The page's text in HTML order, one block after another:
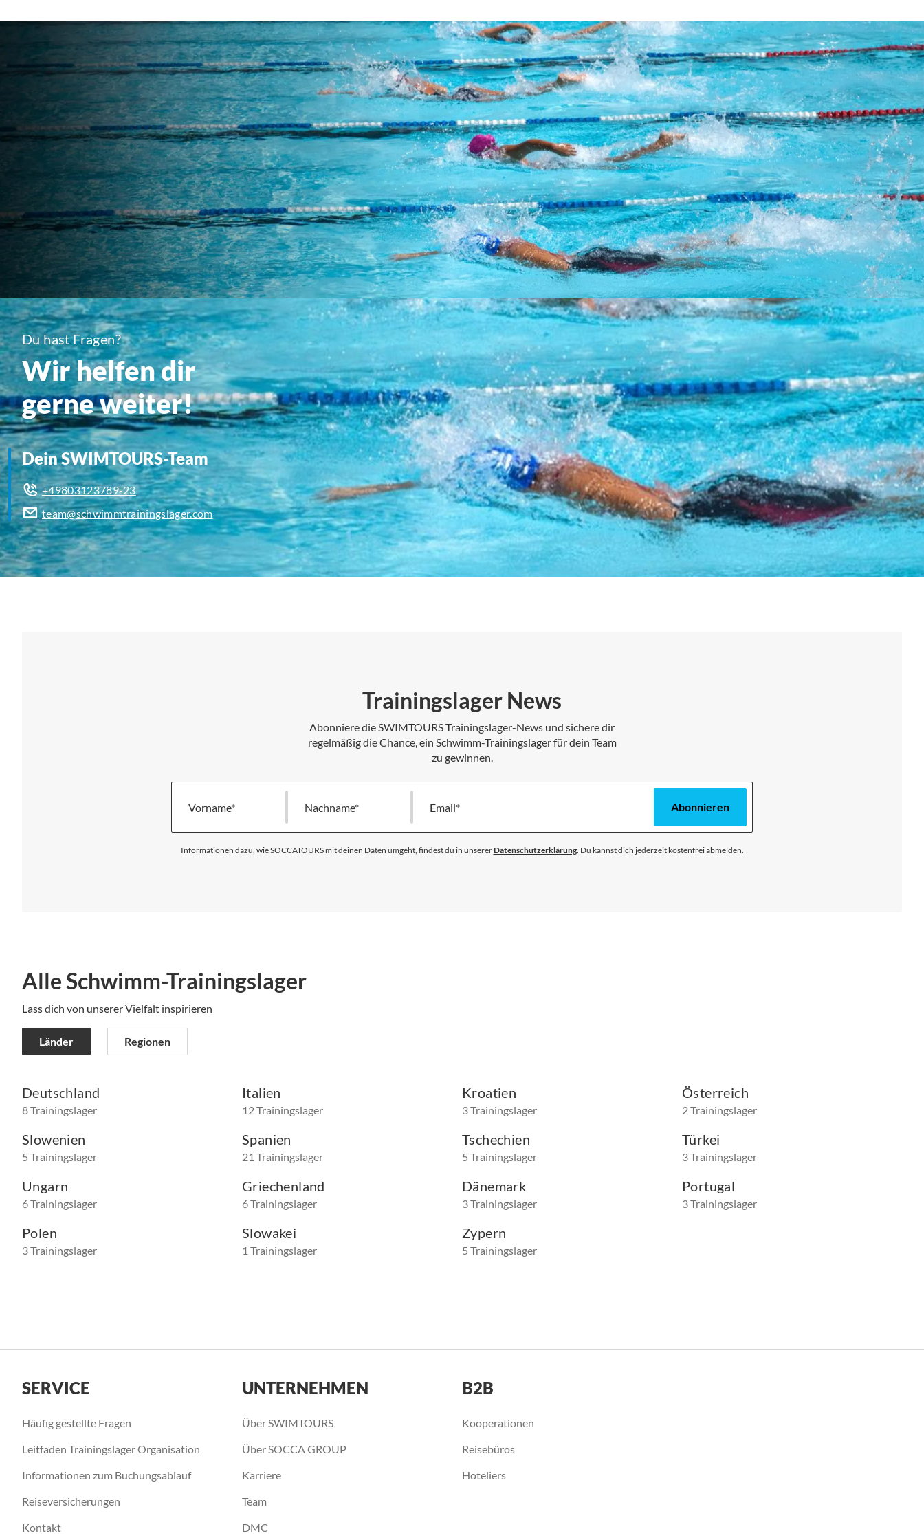
Du hast Fragen?
Wir helfen dir
gerne weiter!
Dein SWIMTOURS-Team
+49803123789-23
team@schwimmtrainingslager.com
Trainingslager News
Abonniere die SWIMTOURS Trainingslager-News und sichere dir
regelmäßig die Chance, ein Schwimm-Trainingslager für dein Team
zu gewinnen.
dich
Newsletter
Abonnieren
Informationen dazu, wie SOCCATOURS mit deinen Daten umgeht, findest du in unsererDatenschutzerklärung. Du kannst dich jederzeit kostenfrei abmelden.
Alle Schwimm-Trainingslager
Lass dich von unserer Vielfalt inspirieren
Länder Regionen
Deutschland
8 Trainingslager
Italien
12 Trainingslager
Kroatien
3 Trainingslager
Österreich
2 Trainingslager
Slowenien
5 Trainingslager
Spanien
21 Trainingslager
Tschechien
5 Trainingslager
Türkei
3 Trainingslager
Ungarn
6 Trainingslager
Griechenland
6 Trainingslager
Dänemark
3 Trainingslager
Portugal
3 Trainingslager
Polen
3 Trainingslager
Slowakei
1 Trainingslager
Zypern
5 Trainingslager
SERVICE
Häufig gestellte Fragen
Leitfaden Trainingslager Organisation
Informationen zum Buchungsablauf
Reiseversicherungen
Kontakt
UNTERNEHMEN
Über SWIMTOURS
Über SOCCA GROUP
Karriere
Team
DMC
B2B
Kooperationen
Reisebüros
Hoteliers